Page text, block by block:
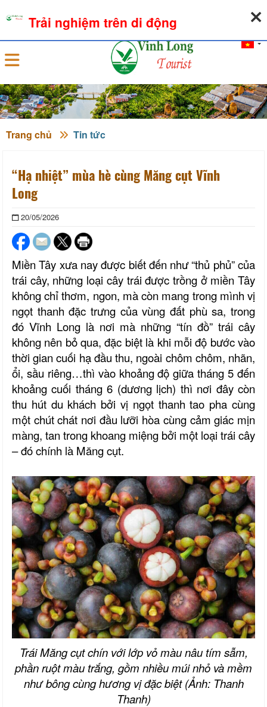
Đăng nhập
Trang chủ Tin tức
“Hạ nhiệt” mùa hè cùng Măng cụt Vĩnh
Long
20/05/2026
Miền Tây xưa nay được biết đến như “thủ phủ” của
trái cây, những loại cây trái được trồng ở miền Tây
không chỉ thơm, ngon, mà còn mang trong mình vị
ngọt thanh đặc trưng của vùng đất phù sa, trong
đó Vĩnh Long là nơi mà những “tín đồ” trái cây
không nên bỏ qua, đặc biệt là khi mỗi độ bước vào
thời gian cuối hạ đầu thu, ngoài chôm chôm, nhãn,
ổi, sầu riêng…thì vào khoảng độ giữa tháng 5 đến
khoảng cuối tháng 6 (dương lịch) thì nơi đây còn
thu hút du khách bởi vị ngọt thanh tao pha cùng
một chút chát nơi đầu lưỡi hòa cùng cảm giác mịn
màng, tan trong khoang miệng bởi một loại trái cây
– đó chính là Măng cụt.
Trái Măng cụt chín với lớp vỏ màu nâu tím sẫm,
phần ruột màu trắng, gồm nhiều múi nhỏ và mềm
như bông cùng hương vị đặc biệt (Ảnh: Thanh
Thanh)
Trải nghiệm trên di động